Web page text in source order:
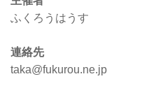
ふくろうはうす
連絡先
taka@fukurou.ne.jp